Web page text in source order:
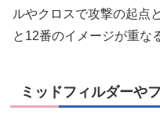
ルやクロスで攻撃の起点
と12番のイメージが重な
ミッドフィルダーや